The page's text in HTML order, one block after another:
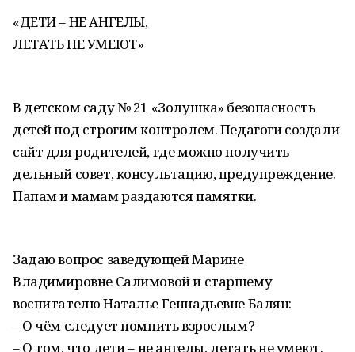
«ДЕТИ – НЕ АНГЕЛЫ,
ЛЕТАТЬ НЕ УМЕЮТ»
В детском саду № 21 «Золушка» безопасность
детей под строгим контролем. Педагоги создали
сайт для родителей, где можно получить
дельный совет, консультацию, предупреждение.
Папам и мамам раздаются памятки.
Задаю вопрос заведующей Марине
Владимировне Салимовой и старшему
воспитателю Наталье Геннадьевне Балян:
– О чём следует помнить взрослым?
– О том, что дети – не ангелы, летать не умеют.